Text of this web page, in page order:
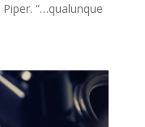
“…qualunque